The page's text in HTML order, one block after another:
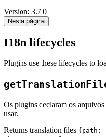
Version: 3.7.0
Nesta página
I18n lifecycles
Plugins use these lifecycles to
Os plugins declaram os
usar.
Returns translation files {path: